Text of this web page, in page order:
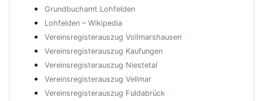
Grundbuchamt Lohfelden
Lohfelden – Wikipedia
Vereinsregisterauszug Vollmarshausen
Vereinsregisterauszug Kaufungen
Vereinsregisterauszug Niestetal
Vereinsregisterauszug Vellmar
Vereinsregisterauszug Fuldabrück